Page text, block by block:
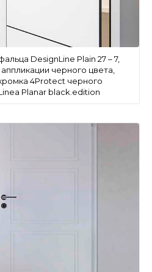
DesignLine Plain 27 – 7,
черного цвета,
4Protect черного
Planar black.edition